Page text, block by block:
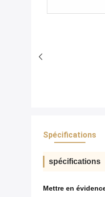
Spécifications
spécifications
Mettre en